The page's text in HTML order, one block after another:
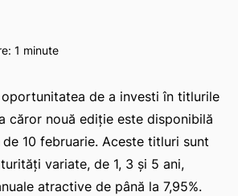
1 minute
oportunitatea de a investi în titlurile
căror nouă ediție este disponibilă
10 februarie. Aceste titluri sunt
variate, de 1, 3 și 5 ani,
atractive de până la 7,95%.